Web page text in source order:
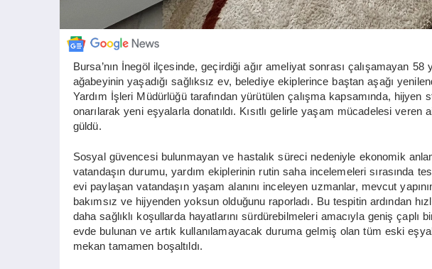
Bursa’nın İnegöl ilçesinde, geçirdiği ağır ameliyat sonrası çalışamayan
ağabeyinin yaşadığı sağlıksız ev, belediye ekiplerince baştan aşağı
Yardım İşleri Müdürlüğü tarafından yürütülen çalışma kapsamında, hijyen
onarılarak yeni eşyalarla donatıldı. Kısıtlı gelirle yaşam mücadelesi
güldü.
Sosyal güvencesi bulunmayan ve hastalık süreci nedeniyle ekonomik
vatandaşın durumu, yardım ekiplerinin rutin saha incelemeleri sırasında
evi paylaşan vatandaşın yaşam alanını inceleyen uzmanlar, mevcut
bakımsız ve hijyenden yoksun olduğunu raporladı. Bu tespitin ardından
daha sağlıklı koşullarda hayatlarını sürdürebilmeleri amacıyla geniş çaplı
evde bulunan ve artık kullanılamayacak duruma gelmiş olan tüm eski
mekan tamamen boşaltıldı.